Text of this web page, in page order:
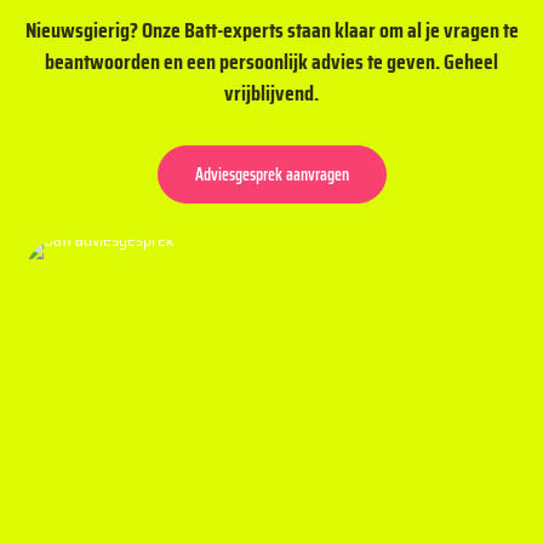
Nieuwsgierig? Onze Batt-experts staan klaar om al je vragen te
beantwoorden en een persoonlijk advies te geven. Geheel
vrijblijvend.
Adviesgesprek aanvragen